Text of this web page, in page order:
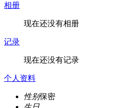
相册
现在还没有相册
记录
现在还没有记录
个人资料
性别保密